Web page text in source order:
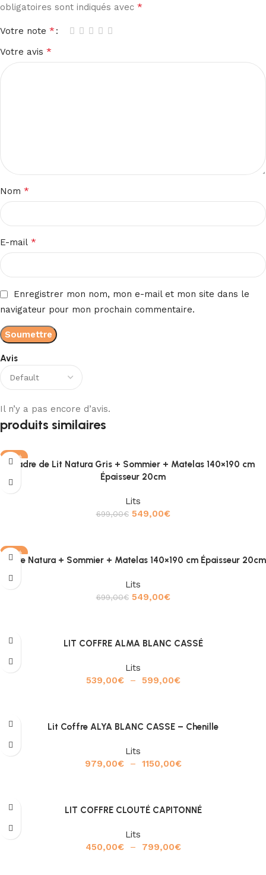
Avis
Il n’y a pas encore d’avis.
obligatoires sont indiqués avec *
Votre note *
Votre avis *
Nom *
E-mail *
Enregistrer mon nom, mon e-mail et mon site dans le
navigateur pour mon prochain commentaire.
produits similaires
-21%
Cadre de Lit Natura Gris + Sommier + Matelas 140×190 cm
Épaisseur 20cm
Lits
699,00€ 549,00€
-21%
Cadre Natura + Sommier + Matelas 140×190 cm Épaisseur 20cm
Lits
699,00€ 549,00€
LIT COFFRE ALMA BLANC CASSÉ
Lits
539,00€ – 599,00€
Lit Coffre ALYA BLANC CASSE – Chenille
Lits
979,00€ – 1150,00€
LIT COFFRE CLOUTÉ CAPITONNÉ
Lits
450,00€ – 799,00€